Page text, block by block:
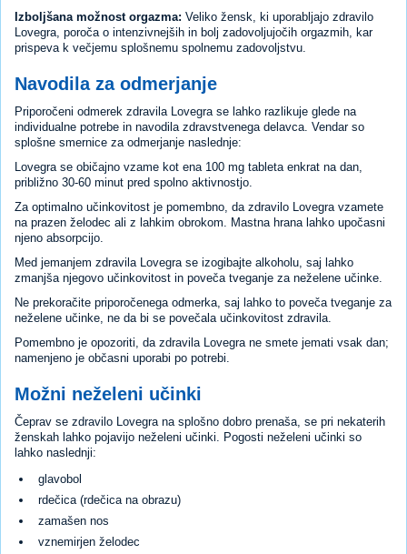
Izboljšana možnost orgazma: Veliko žensk, ki uporabljajo zdravilo
Lovegra, poroča o intenzivnejših in bolj zadovoljujočih orgazmih, kar
prispeva k večjemu splošnemu spolnemu zadovoljstvu.
Navodila za odmerjanje
Priporočeni odmerek zdravila Lovegra se lahko razlikuje glede na
individualne potrebe in navodila zdravstvenega delavca. Vendar so
splošne smernice za odmerjanje naslednje:
Lovegra se običajno vzame kot ena 100 mg tableta enkrat na dan,
približno 30-60 minut pred spolno aktivnostjo.
Za optimalno učinkovitost je pomembno, da zdravilo Lovegra vzamete
na prazen želodec ali z lahkim obrokom. Mastna hrana lahko upočasni
njeno absorpcijo.
Med jemanjem zdravila Lovegra se izogibajte alkoholu, saj lahko
zmanjša njegovo učinkovitost in poveča tveganje za neželene učinke.
Ne prekoračite priporočenega odmerka, saj lahko to poveča tveganje za
neželene učinke, ne da bi se povečala učinkovitost zdravila.
Pomembno je opozoriti, da zdravila Lovegra ne smete jemati vsak dan;
namenjeno je občasni uporabi po potrebi.
Možni neželeni učinki
Čeprav se zdravilo Lovegra na splošno dobro prenaša, se pri nekaterih
ženskah lahko pojavijo neželeni učinki. Pogosti neželeni učinki so
lahko naslednji:
glavobol
rdečica (rdečica na obrazu)
zamašen nos
vznemirjen želodec